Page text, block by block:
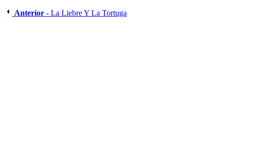
Anterior - La Liebre Y La Tortuga